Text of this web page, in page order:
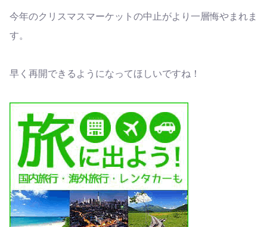
今年のクリスマスマーケットの中止がより一層悔やまれま
す。
早く再開できるようになってほしいですね！